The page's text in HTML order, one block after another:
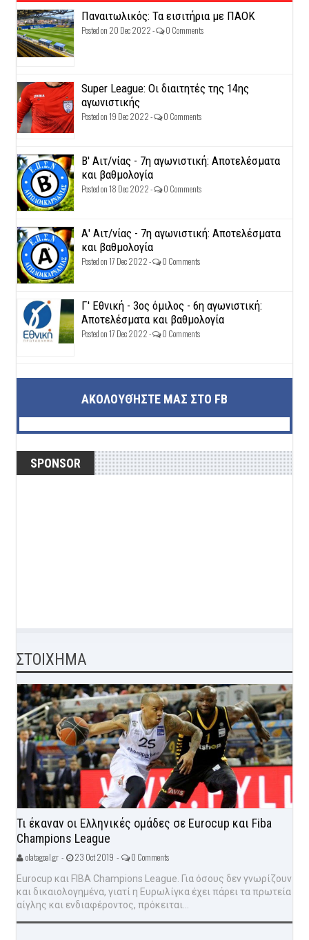
Παναιτωλικός: Τα εισιτήρια με ΠΑΟΚ
Posted on 20 Dec 2022 - 0 Comments
Super League: Οι διαιτητές της 14ης
αγωνιστικής
Posted on 19 Dec 2022 - 0 Comments
Β' Αιτ/νίας - 7η αγωνιστική: Αποτελέσματα
και βαθμολογία
Posted on 18 Dec 2022 - 0 Comments
Α' Αιτ/νίας - 7η αγωνιστική: Αποτελέσματα
και βαθμολογία
Posted on 17 Dec 2022 - 0 Comments
Γ' Εθνική - 3ος όμιλος - 6η αγωνιστική:
Αποτελέσματα και βαθμολογία
Posted on 17 Dec 2022 - 0 Comments
ΑΚΟΛΟΥΘΉΣΤΕ ΜΑΣ ΣΤΟ FB
SPONSOR
ΣΤΟΙΧΗΜΑ
Τι έκαναν οι Ελληνικές ομάδες σε Eurocup και Fiba
Champions League
olatagoal.gr - 23 Oct 2019 - 0 Comments
Eurocup και FIBA Champions League. Για όσους δεν γνωρίζουν
και δικαιολογημένα, γιατί η Ευρωλίγκα έχει πάρει τα πρωτεία
αίγλης και ενδιαφέροντος, πρόκειται...